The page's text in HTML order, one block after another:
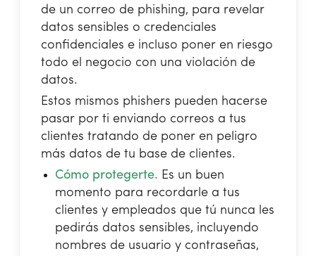
de un correo de phishing, para revelar
datos sensibles o credenciales
confidenciales e incluso poner en riesgo
todo el negocio con una violación de
datos.
Estos mismos phishers pueden hacerse
pasar por ti enviando correos a tus
clientes tratando de poner en peligro
más datos de tu base de clientes.
Cómo protegerte. Es un buen
momento para recordarle a tus
clientes y empleados que tú nunca les
pedirás datos sensibles, incluyendo
nombres de usuario y contraseñas,